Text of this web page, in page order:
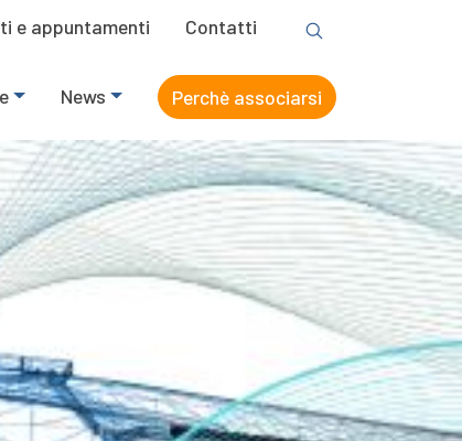
e appuntamenti Contatti
News Perchè associarsi